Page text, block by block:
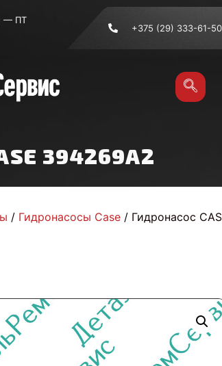
— ПТ
+375 (29) 333-61-50
394269A2
/ Гидронасосы Case / Гидронасос